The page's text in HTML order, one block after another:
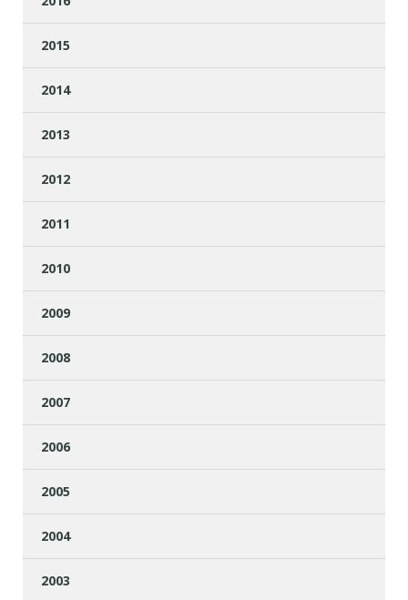
2015
2014
2013
2012
2011
2010
2009
2008
2007
2006
2005
2004
2003